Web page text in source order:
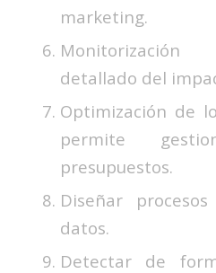
marketing.
detallado del
Optimización de
permite
presupuestos.
Diseñar
datos.
Detectar de